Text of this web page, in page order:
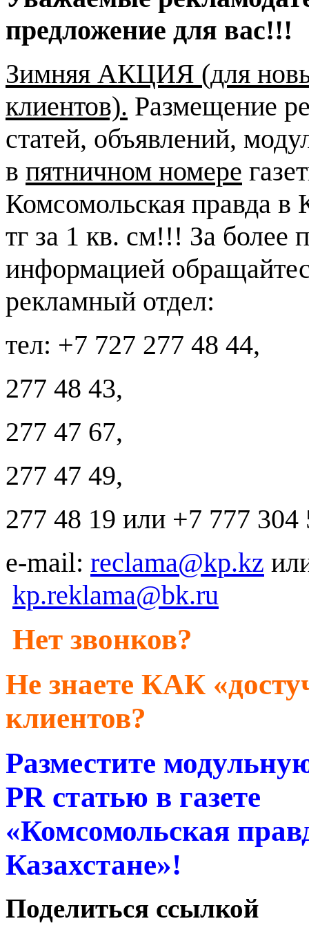
предложение для вас!!!
Зимняя АКЦИЯ (для
клиентов). Размещение
статей, объявлений,
в пятничном номере
Комсомольская правда в
тг за 1 кв. см!!! За более
информацией
рекламный отдел:
тел: +7 727 277 48 44,
277 48 43,
277 47 67,
277 47 49,
277 48 19 или +7 777 304
е-mail: reclama@kp.kz
kp.reklama@bk.ru
Нет звонков?
Не знаете КАК
клиентов?
Разместите
PR статью в газете
«Комсомольская
Казахстане»!
Поделиться ссылкой